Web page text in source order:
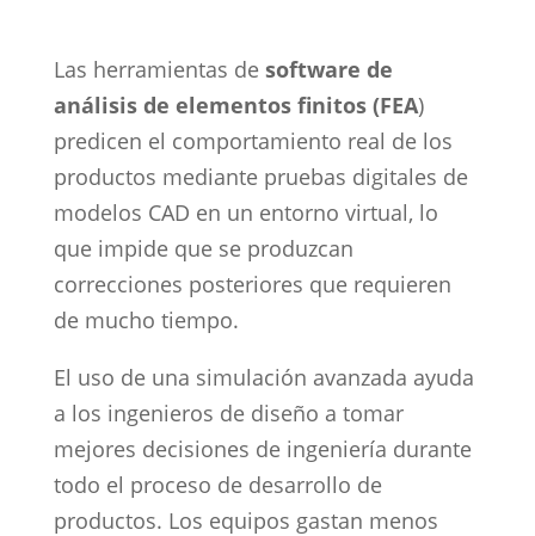
Las herramientas de software de
análisis de elementos finitos (FEA)
predicen el comportamiento real de los
productos mediante pruebas digitales de
modelos CAD en un entorno virtual, lo
que impide que se produzcan
correcciones posteriores que requieren
de mucho tiempo.
El uso de una simulación avanzada ayuda
a los ingenieros de diseño a tomar
mejores decisiones de ingeniería durante
todo el proceso de desarrollo de
productos. Los equipos gastan menos